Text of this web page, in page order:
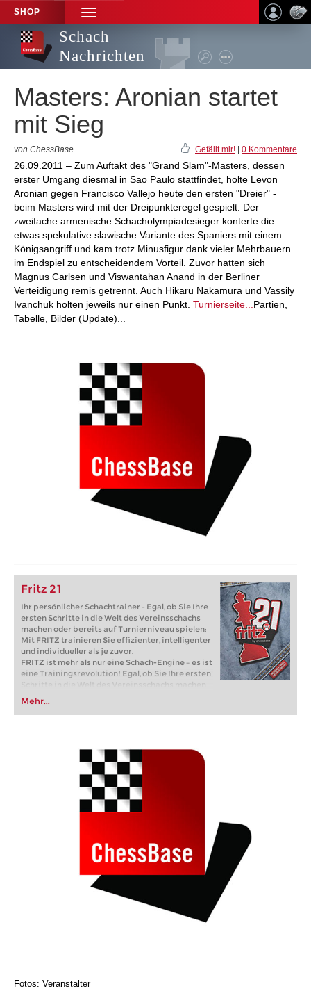
SHOP
TOGGLE
NAVIGATION
Schach
Nachrichten
Masters: Aronian startet
mit Sieg
von ChessBase Gefällt mir! 0 Kommentare
26.09.2011 – Zum Auftakt des "Grand Slam"-Masters, dessen
erster Umgang diesmal in Sao Paulo stattfindet, holte Levon
Aronian gegen Francisco Vallejo heute den ersten "Dreier" -
beim Masters wird mit der Dreipunkteregel gespielt. Der
zweifache armenische Schacholympiadesieger konterte die
etwas spekulative slawische Variante des Spaniers mit einem
Königsangriff und kam trotz Minusfigur dank vieler Mehrbauern
im Endspiel zu entscheidendem Vorteil. Zuvor hatten sich
Magnus Carlsen und Viswantahan Anand in der Berliner
Verteidigung remis getrennt. Auch Hikaru Nakamura und Vassily
Ivanchuk holten jeweils nur einen Punkt. Turnierseite... Partien,
Tabelle, Bilder (Update)...
Fritz 21
Ihr persönlicher Schachtrainer - Egal, ob Sie Ihre
ersten Schritte in die Welt des Vereinsschachs
machen oder bereits auf Turnierniveau spielen:
Mit FRITZ trainieren Sie effizienter, intelligenter
und individueller als je zuvor.
FRITZ ist mehr als nur eine Schach-Engine – es ist
eine Trainingsrevolution! Egal, ob Sie Ihre ersten
Schritte in die Welt des Vereinsschachs machen
oder bereits auf Turnierniveau spielen: Mit
FRITZ trainieren Sie effizienter, intelligenter und
individueller als je zuvor.
Mehr...
Fotos: Veranstalter